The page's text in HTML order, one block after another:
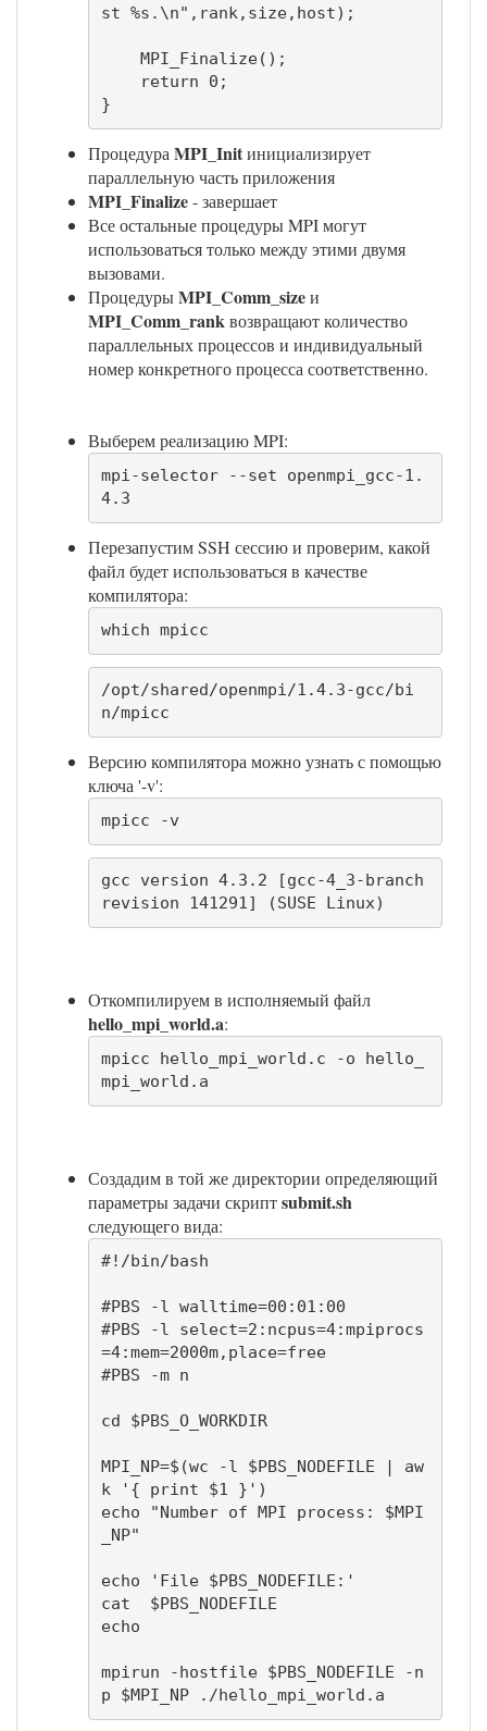
st %s.\n",rank,size,host);
}
ПроцедураMPI_Initинициализирует
параллельную часть приложения
MPI_Finalize- завершает
Все остальные процедуры MPI могут
использоваться только между этими двумя
вызовами.
ПроцедурыMPI_Comm_sizeи
MPI_Comm_rankвозвращают количество
параллельных процессов и индивидуальный
номер конкретного процесса соответственно.
Выберем реализацию MPI:
mpi-selector --set openmpi_gcc-1.
4.3
Перезапустим SSH сессию и проверим, какой
файл будет использоваться в качестве
компилятора:
which mpicc
/opt/shared/openmpi/1.4.3-gcc/bi
n/mpicc
Версию компилятора можно узнать с помощью
ключа '-v':
mpicc -v
gcc version 4.3.2 [gcc-4_3-branch
revision 141291] (SUSE Linux)
Откомпилируем в исполняемый файл
hello_mpi_world.a:
mpicc hello_mpi_world.c -o hello_
mpi_world.a
Создадим в той же директории определяющий
параметры задачи скриптsubmit.sh
следующего вида:
#!/bin/bash
#PBS -l walltime=00:01:00
#PBS -l select=2:ncpus=4:mpiprocs
=4:mem=2000m,place=free
#PBS -m n
cd $PBS_O_WORKDIR
MPI_NP=$(wc -l $PBS_NODEFILE | aw
k '{ print $1 }')
echo "Number of MPI process: $MPI
_NP"
echo 'File $PBS_NODEFILE:'
cat  $PBS_NODEFILE
echo
mpirun -hostfile $PBS_NODEFILE -n
p $MPI_NP ./hello_mpi_world.a